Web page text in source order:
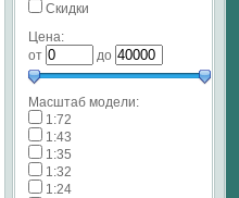
Скидки
Цена:
от
до
Масштаб модели:
1:72
1:43
1:35
1:32
1:24